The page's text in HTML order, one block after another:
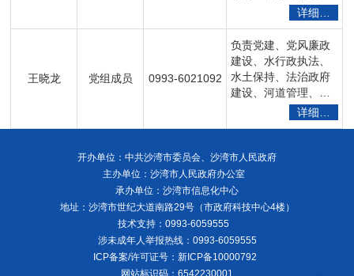
建、宣传思想暨精神
文明建设等工作。承
办主要领导安排的其
他工作。
详细…
王晓龙 党组成员 0993-6021092
负责党建、党风廉政
建设、水行政执法、
水土保持、法治政府
建设、河道管理、河
（湖）长制、人才、
档案管理、政务服
服、水利改革等工
作。
详细…
开办单位：中共沙湾市委员会、沙湾市人民政府
主办单位：沙湾市人民政府办公室
承办单位：沙湾市信息化中心
地址：沙湾市世纪大道南路29号（市政府科技中心4楼）
技术支持：0993-6059555
涉未成年人举报热线：0993-6059555
ICP备案/许可证号： 新ICP备10000792